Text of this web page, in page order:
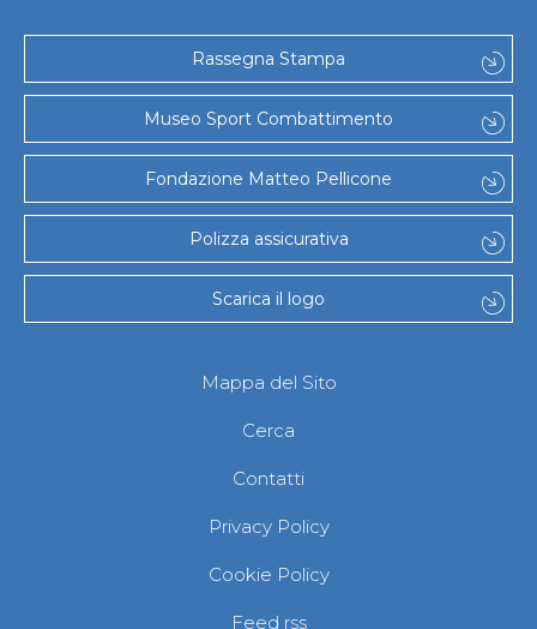
Rassegna Stampa
Museo Sport Combattimento
Fondazione Matteo Pellicone
Polizza assicurativa
Scarica il logo
Mappa del Sito
Cerca
Contatti
Privacy Policy
Cookie Policy
Feed rss